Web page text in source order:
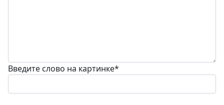
Введите слово на картинке*